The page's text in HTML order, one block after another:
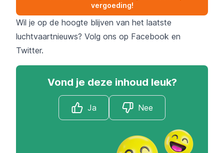
vergoeding!
Wil je op de hoogte blijven van het laatste
luchtvaartnieuws? Volg ons op Facebook en
Twitter.
Vond je deze inhoud leuk?
Ja Nee